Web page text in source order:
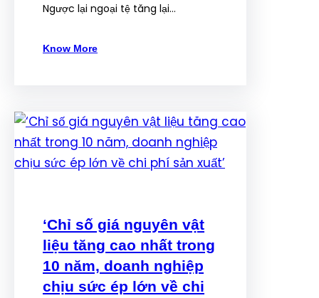
Ngược lại ngoại tệ tăng lại…
Know More
‘Chỉ số giá nguyên vật
liệu tăng cao nhất trong
10 năm, doanh nghiệp
chịu sức ép lớn về chi